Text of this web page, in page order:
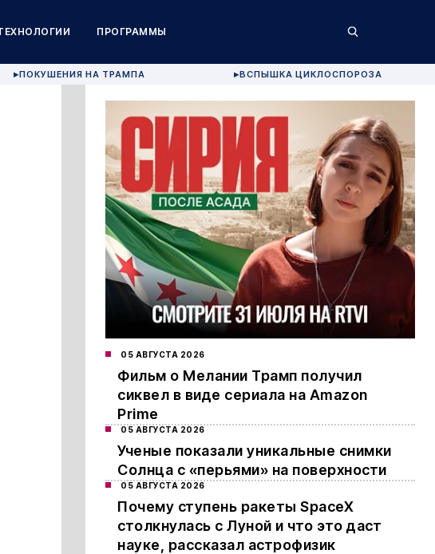
ПРОГРАММЫ
▶ПОКУШЕНИЯ НА ТРАМПА ▶ВСПЫШКА ЦИКЛОСПОРОЗА
05 АВГУСТА 2026
Фильм о Мелании Трамп получил
сиквел в виде сериала на Amazon
Prime
05 АВГУСТА 2026
Ученые показали уникальные снимки
Солнца с «перьями» на поверхности
05 АВГУСТА 2026
Почему ступень ракеты SpaceX
столкнулась с Луной и что это даст
науке, рассказал астрофизик